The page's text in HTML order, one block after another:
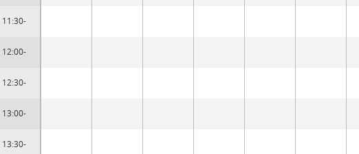
11:30-
12:00-
12:30-
13:00-
13:30-